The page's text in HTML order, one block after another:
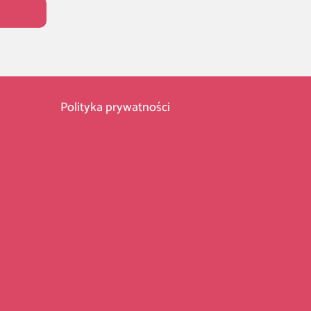
Polityka prywatności